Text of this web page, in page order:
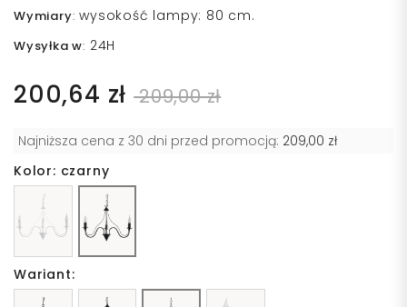
Wymiary: wysokość lampy: 80 cm.
Wysyłka w: 24H
200,64 zł 209,00 zł
Najniższa cena z 30 dni przed promocją: 209,00 zł
Kolor: czarny
Wariant: